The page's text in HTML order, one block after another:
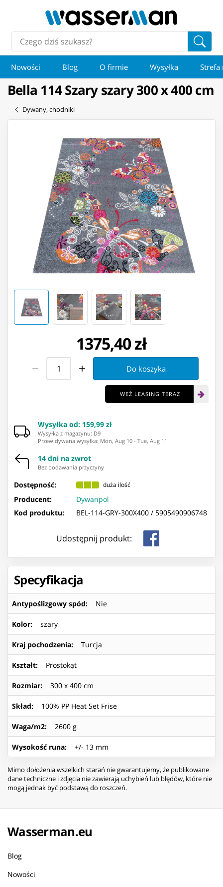
Nowości Blog O firmie Wysyłka Strefa
Bella 114 Szary szary 300 x 400 cm
Dywany, chodniki
1375,40 zł
Do koszyka
WEŹ LEASING TERAZ
Wysyłka od: 159,99 zł
Wysyłka z magazynu: ⁨D9⁩
Przewidywana wysyłka: Mon, Aug 10 - Tue, Aug 11
14 dni na zwrot
Bez podawania przyczyny
Dostępność: duża ilość
Producent:
Dywanpol
Kod produktu:
BEL-114-GRY-300X400 / 5905490906748
Udostępnij produkt:
Specyfikacja
Antypoślizgowy spód: Nie
Kolor: szary
Kraj pochodzenia: Turcja
Kształt: Prostokąt
Rozmiar: 300 x 400 cm
Skład: 100% PP Heat Set Frise
Waga/m2: 2600 g
Wysokość runa: +/- 13 mm
Mimo dołożenia wszelkich starań nie gwarantujemy, że publikowane
dane techniczne i zdjęcia nie zawierają uchybień lub błędów, które nie
mogą jednak być podstawą do roszczeń.
Wasserman.eu
Blog
Nowości